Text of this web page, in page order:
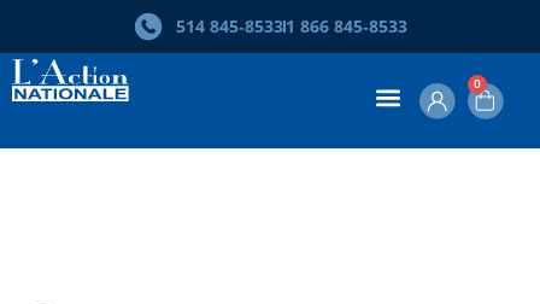
514 845‑85331 866 845‑8533
0